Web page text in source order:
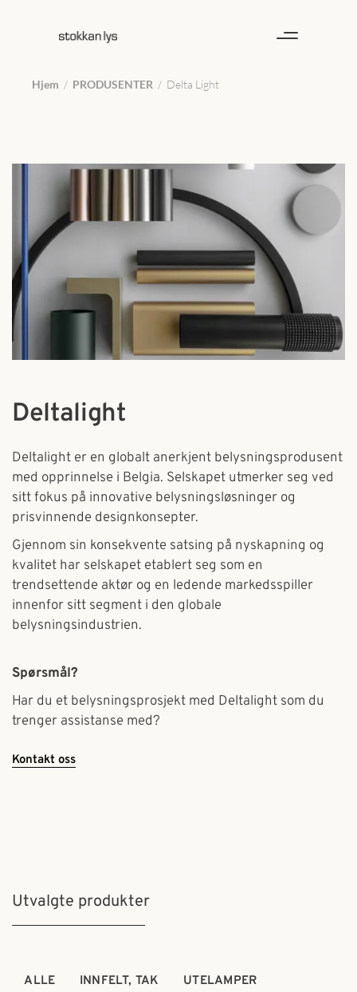
Hjem / PRODUSENTER / Delta Light
Deltalight
Deltalight er en globalt anerkjent belysningsprodusent
med opprinnelse i Belgia. Selskapet utmerker seg ved
sitt fokus på innovative belysningsløsninger og
prisvinnende designkonsepter.
Gjennom sin konsekvente satsing på nyskapning og
kvalitet har selskapet etablert seg som en
trendsettende aktør og en ledende markedsspiller
innenfor sitt segment i den globale
belysningsindustrien.
Spørsmål?
Har du et belysningsprosjekt med Deltalight som du
trenger assistanse med?
Kontakt oss
Utvalgte produkter
ALLE INNFELT, TAK UTELAMPER